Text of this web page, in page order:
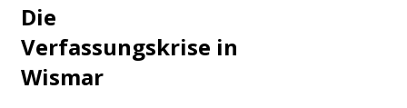
Die
Verfassungskrise in
Wismar